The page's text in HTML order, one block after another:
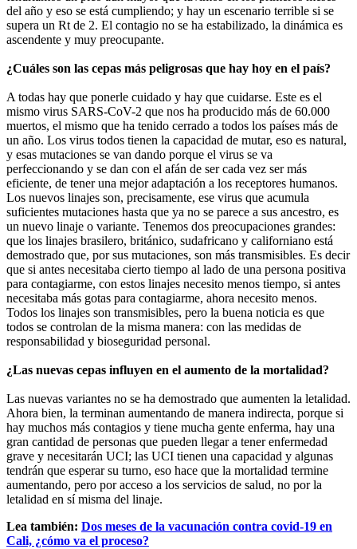
del año y eso se está cumpliendo; y hay un escenario terrible si se
supera un Rt de 2. El contagio no se ha estabilizado, la dinámica es
ascendente y muy preocupante.
¿Cuáles son las cepas más peligrosas que hay hoy en el país?
A todas hay que ponerle cuidado y hay que cuidarse. Este es el
mismo virus SARS-CoV-2 que nos ha producido más de 60.000
muertos, el mismo que ha tenido cerrado a todos los países más de
un año. Los virus todos tienen la capacidad de mutar, eso es natural,
y esas mutaciones se van dando porque el virus se va
perfeccionando y se dan con el afán de ser cada vez ser más
eficiente, de tener una mejor adaptación a los receptores humanos.
Los nuevos linajes son, precisamente, ese virus que acumula
suficientes mutaciones hasta que ya no se parece a sus ancestro, es
un nuevo linaje o variante. Tenemos dos preocupaciones grandes:
que los linajes brasilero, británico, sudafricano y californiano está
demostrado que, por sus mutaciones, son más transmisibles. Es decir
que si antes necesitaba cierto tiempo al lado de una persona positiva
para contagiarme, con estos linajes necesito menos tiempo, si antes
necesitaba más gotas para contagiarme, ahora necesito menos.
Todos los linajes son transmisibles, pero la buena noticia es que
todos se controlan de la misma manera: con las medidas de
responsabilidad y bioseguridad personal.
¿Las nuevas cepas influyen en el aumento de la mortalidad?
Las nuevas variantes no se ha demostrado que aumenten la letalidad.
Ahora bien, la terminan aumentando de manera indirecta, porque si
hay muchos más contagios y tiene mucha gente enferma, hay una
gran cantidad de personas que pueden llegar a tener enfermedad
grave y necesitarán UCI; las UCI tienen una capacidad y algunas
tendrán que esperar su turno, eso hace que la mortalidad termine
aumentando, pero por acceso a los servicios de salud, no por la
letalidad en sí misma del linaje.
Lea también: Dos meses de la vacunación contra covid-19 en
Cali, ¿cómo va el proceso?